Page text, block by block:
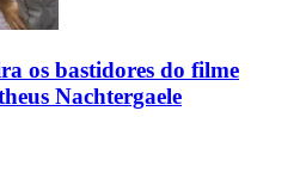
os bastidores do filme
Nachtergaele